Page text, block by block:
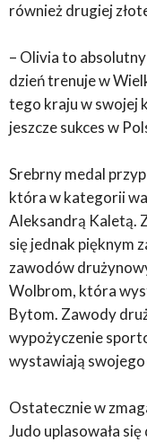
również drugiej
– Olivia to absolutny
dzień trenuje w
tego kraju w swojej
jeszcze sukces w
Srebrny medal
która w kategorii
Aleksandrą Kaletą.
się jednak pięknym
zawodów
Wolbrom, która
Bytom. Zawody
wypożyczenie
wystawiają swojego
Ostatecznie w
Judo uplasowała